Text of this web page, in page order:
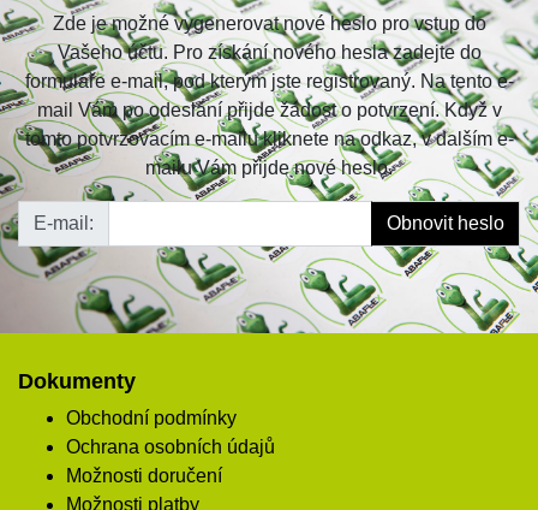
Zde je možné vygenerovat nové heslo pro vstup do
Vašeho účtu. Pro získání nového hesla zadejte do
formuláře e-mail, pod kterým jste registrovaný. Na tento e-
mail Vám po odeslání přijde žádost o potvrzení. Když v
tomto potvrzovacím e-mailu kliknete na odkaz, v dalším e-
mailu Vám přijde nové heslo.
E-mail:
Dokumenty
Obchodní podmínky
Ochrana osobních údajů
Možnosti doručení
Možnosti platby